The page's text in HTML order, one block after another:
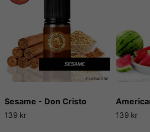
Sesame - Don Cristo
139 kr 139 kr